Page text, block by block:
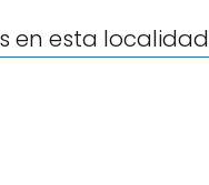
en esta localidad